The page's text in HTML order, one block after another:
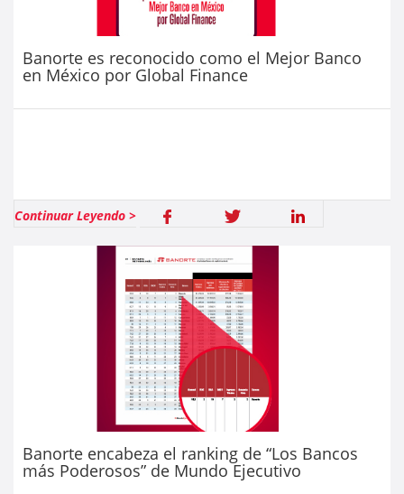
Banorte es reconocido como el Mejor Banco
en México por Global Finance
Continuar Leyendo >
Banorte encabeza el ranking de “Los Bancos
más Poderosos” de Mundo Ejecutivo